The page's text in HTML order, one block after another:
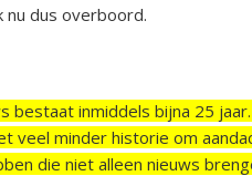
nu dus overboord.
bestaat inmiddels bijna 25
veel minder historie om
die niet alleen nieuws